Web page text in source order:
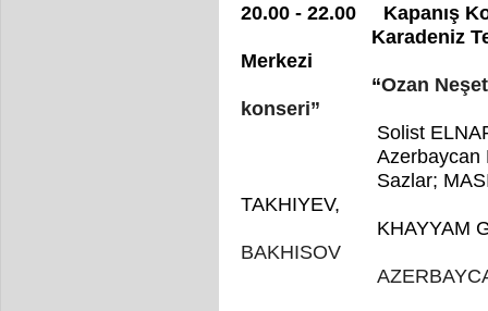
20.00 - 22.00 Kapanış
Karadeniz Teknik
Merkezi
“Ozan
konseri”
Solist
Azerbaycan Halk
Sazlar; MASIM
TAKHIYEV,
KHAYYAM
BAKHISOV